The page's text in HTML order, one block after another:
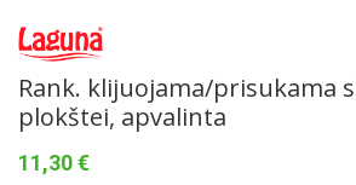
Rank. klijuojama/prisukama
plokštei, apvalinta
11,30€